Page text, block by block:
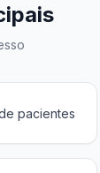
pacientes